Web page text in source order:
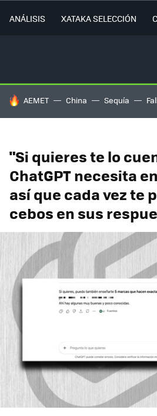
ANÁLISIS XATAKA SELECCIÓN
HOY SE HABLA DE
AEMET China Sequía
"Si quieres te lo
ChatGPT necesita
así que cada vez te
cebos en sus